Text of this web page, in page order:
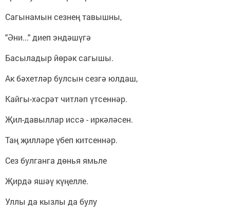
Сагынамын сезнең тавышны,
"Әни..." диеп эндәшүгә
Басыладыр йөрәк сагышы.
Ак бәхетләр булсын сезгә юлдаш,
Кайгы-хәсрәт читләп үтсеннәр.
Җил-давыллар иссә - иркәләсен.
Таң җилләре үбеп китсеннәр.
Сез булганга дөнья ямьле
Җирдә яшәү күңелле.
Уллы да кызлы да булу